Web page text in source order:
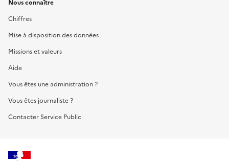
Nous connaître
Chiffres
Mise à disposition des données
Missions et valeurs
Aide
Vous êtes une administration ?
Vous êtes journaliste ?
Contacter Service Public